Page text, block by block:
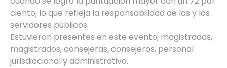
ciento, lo que refleja la responsabilidad de las y los
servidores públicos.
Estuvieron presentes en este evento, magistradas,
magistrados, consejeras, consejeros, personal
jurisdiccional y administrativo.